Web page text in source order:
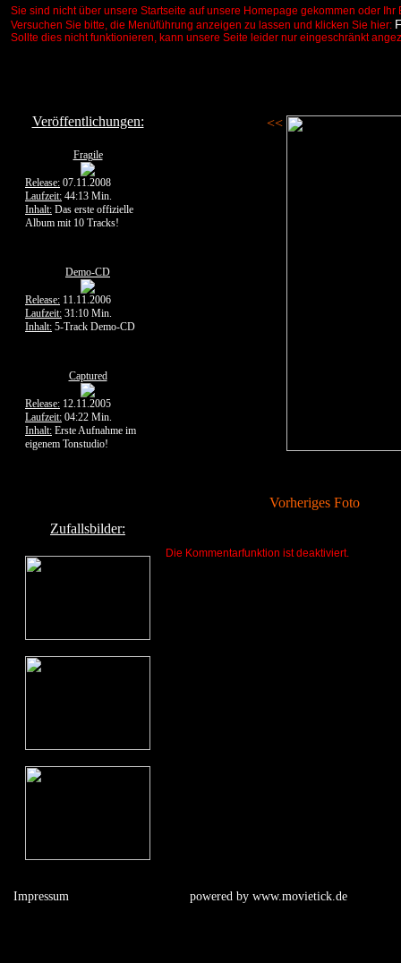
Sie sind nicht über unsere Startseite auf unsere Homepage gekommen oder
Versuchen Sie bitte, die Menüführung anzeigen zu lassen und klicken Sie hier:
Sollte dies nicht funktionieren, kann unsere Seite leider nur eingeschränkt
Veröffentlichungen:
Fragile
Release: 07.11.2008
Laufzeit: 44:13 Min.
Inhalt: Das erste offizielle
Album mit 10 Tracks!
Demo-CD
Release: 11.11.2006
Laufzeit: 31:10 Min.
Inhalt: 5-Track Demo-CD
Captured
Release: 12.11.2005
Laufzeit: 04:22 Min.
Inhalt: Erste Aufnahme im
eigenem Tonstudio!
Zufallsbilder:
<<
Vorheriges Foto
Die Kommentarfunktion ist deaktiviert.
Impressum powered by www.movietick.de